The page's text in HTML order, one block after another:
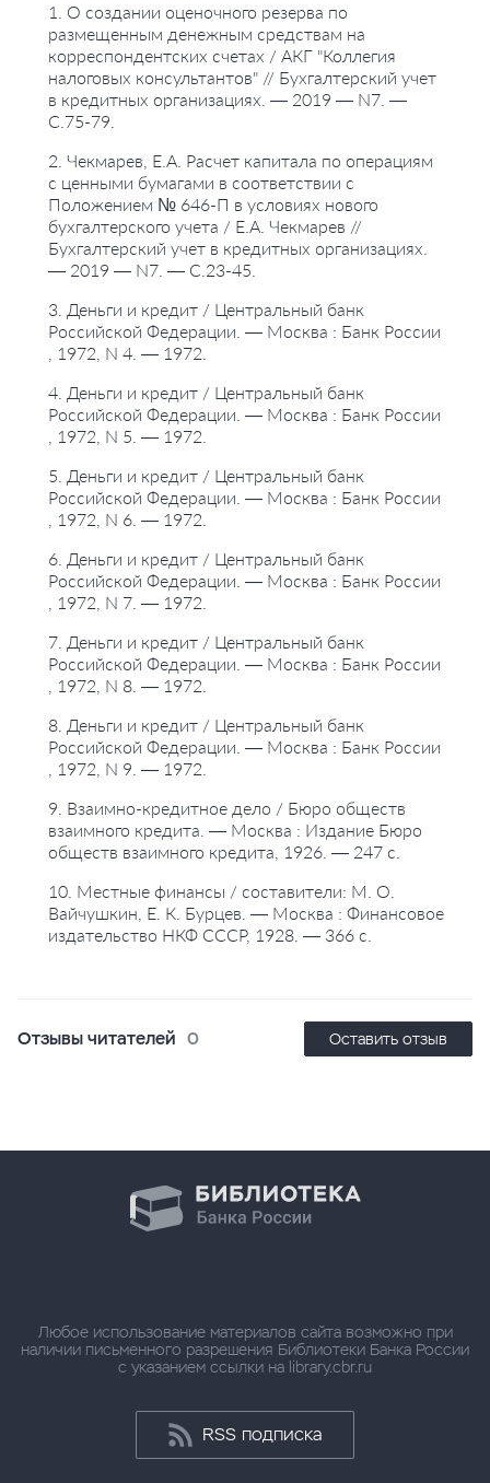
1. О создании оценочного резерва по
размещенным денежным средствам на
корреспондентских счетах / АКГ "Коллегия
налоговых консультантов" // Бухгалтерский учет
в кредитных организациях. — 2019 — N7. —
С.75-79.
2. Чекмарев, Е.А. Расчет капитала по операциям
с ценными бумагами в соответствии с
Положением № 646-П в условиях нового
бухгалтерского учета / Е.А. Чекмарев //
Бухгалтерский учет в кредитных организациях.
— 2019 — N7. — С.23-45.
3. Деньги и кредит / Центральный банк
Российской Федерации. — Москва : Банк России
, 1972, N 4. — 1972.
4. Деньги и кредит / Центральный банк
Российской Федерации. — Москва : Банк России
, 1972, N 5. — 1972.
5. Деньги и кредит / Центральный банк
Российской Федерации. — Москва : Банк России
, 1972, N 6. — 1972.
6. Деньги и кредит / Центральный банк
Российской Федерации. — Москва : Банк России
, 1972, N 7. — 1972.
7. Деньги и кредит / Центральный банк
Российской Федерации. — Москва : Банк России
, 1972, N 8. — 1972.
8. Деньги и кредит / Центральный банк
Российской Федерации. — Москва : Банк России
, 1972, N 9. — 1972.
9. Взаимно-кредитное дело / Бюро обществ
взаимного кредита. — Москва : Издание Бюро
обществ взаимного кредита, 1926. — 247 с.
10. Местные финансы / составители: М. О.
Вайчушкин, Е. К. Бурцев. — Москва : Финансовое
издательство НКФ СССР, 1928. — 366 с.
Отзывы читателей 0 Оставить отзыв
Любое использование материалов сайта возможно при
наличии письменного разрешения Библиотеки Банка России
с указанием ссылки на library.cbr.ru
RSS подписка